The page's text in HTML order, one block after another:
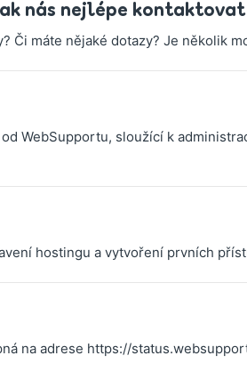
nás nejlépe kontaktovat
Či máte nějaké dotazy? Je několik
WebSupportu, sloužící k
hostingu a vytvoření prvních
na adrese https://